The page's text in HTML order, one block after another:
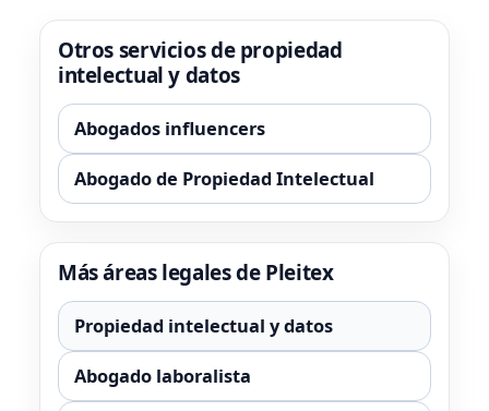
Otros servicios de propiedad
intelectual y datos
Abogados influencers
Abogado de Propiedad Intelectual
Más áreas legales de Pleitex
Propiedad intelectual y datos
Abogado laboralista